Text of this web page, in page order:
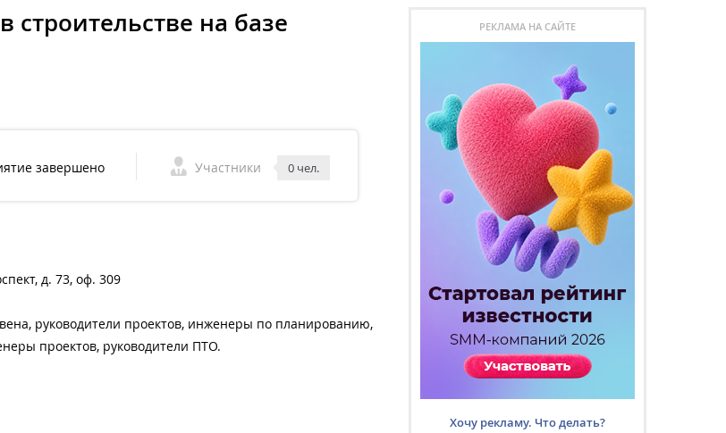
на базе
завершено Участники 0 чел.
д. 73, оф. 309
руководители проектов, инженеры по планированию,
проектов, руководители ПТО.
РЕКЛАМА НА САЙТЕ
Хочу рекламу. Что делать?